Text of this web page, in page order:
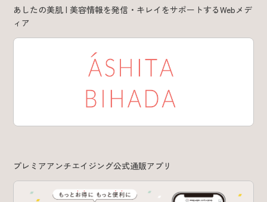
あしたの美肌 | 美容情報を発信・キレイをサポートするWebメデ
あしたの美肌 | 美容情報を発信・キレイをサポートするWebメデ
ィア
プレミアアンチエイジング公式通販アプリ